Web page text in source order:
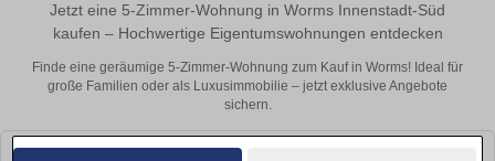
Jetzt eine 5-Zimmer-Wohnung in Worms Innenstadt-Süd
kaufen – Hochwertige Eigentumswohnungen entdecken
Finde eine geräumige 5-Zimmer-Wohnung zum Kauf in Worms! Ideal für
große Familien oder als Luxusimmobilie – jetzt exklusive Angebote
sichern.
Leider konnten wir derzeit keine passenden Objekte finden. Schauen Sie